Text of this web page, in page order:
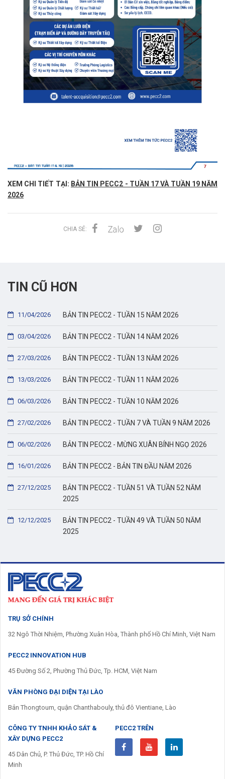
XEM CHI TIẾT TẠI: BẢN TIN PECC2 - TUẦN 17 VÀ TUẦN 19 NĂM
2026
CHIA SẺ:
TIN CŨ HƠN
BẢN TIN PECC2 - TUẦN 15 NĂM 2026
11/04/2026
BẢN TIN PECC2 - TUẦN 14 NĂM 2026
03/04/2026
BẢN TIN PECC2 - TUẦN 13 NĂM 2026
27/03/2026
BẢN TIN PECC2 - TUẦN 11 NĂM 2026
13/03/2026
BẢN TIN PECC2 - TUẦN 10 NĂM 2026
06/03/2026
BẢN TIN PECC2 - TUẦN 7 VÀ TUẦN 9 NĂM 2026
27/02/2026
BẢN TIN PECC2 - MỪNG XUÂN BÍNH NGỌ 2026
06/02/2026
BẢN TIN PECC2 - BẢN TIN ĐẦU NĂM 2026
16/01/2026
BẢN TIN PECC2 - TUẦN 51 VÀ TUẦN 52 NĂM
2025
27/12/2025
BẢN TIN PECC2 - TUẦN 49 VÀ TUẦN 50 NĂM
2025
12/12/2025
TRỤ SỞ CHÍNH
32 Ngô Thời Nhiệm, Phường Xuân Hòa, Thành phố Hồ Chí Minh, Việt Nam
PECC2 INNOVATION HUB
45 Đường Số 2, Phường Thủ Đức, Tp. HCM, Việt Nam
VĂN PHÒNG ĐẠI DIỆN TẠI LÀO
Bản Thongtoum, quận Chanthabouly, thủ đô Vientiane, Lào
CÔNG TY TNHH KHẢO SÁT &
XÂY DỰNG PECC2
45 Dân Chủ, P. Thủ Đức, TP. Hồ Chí
Minh
PECC2 TRÊN